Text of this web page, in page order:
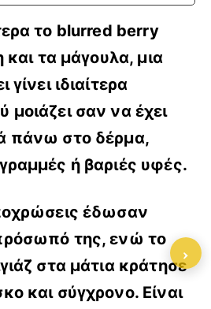
το blurred berry
τα μάγουλα, μια
ιδιαίτερα
σαν να έχει
πάνω στο δέρμα,
ή βαριές υφές.
έδωσαν
της, ενώ το
στα μάτια κράτησε
και σύγχρονο. Είναι
›